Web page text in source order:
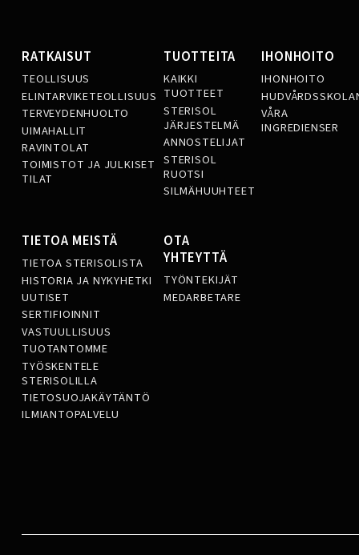
RATKAISUT
TEOLLISUUS
ELINTARVIKETEOLLISUUS
TERVEYDENHUOLTO
UIMAHALLIT
RAVINTOLAT
TOIMISTOT JA JULKISET
TILAT
TUOTTEITA
KAIKKI
TUOTTEET
STERISOL
JÄRJESTELMÄ
ANNOSTELIJAT
STERISOL
RUOTSI
SILMÄHUUHTEET
IHONHOITO
IHONHOITO
VÅRA
INGREDIENSER
TIETOA MEISTÄ
TIETOA STERISOLISTA
HISTORIA JA NYKYHETKI
UUTISET
SERTIFIOINNIT
VASTUULLISUUS
TUOTANTOMME
TYÖSKENTELE
STERISOLILLA
TIETOSUOJAKÄYTÄNTÖ
ILMIANTOPALVELU
OTA
YHTEYTTÄ
TYÖNTEKIJÄT
MEDARBETARE